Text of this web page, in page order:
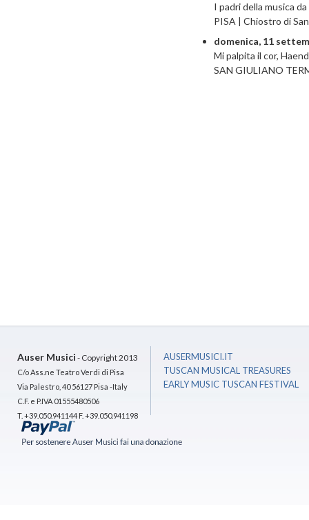
I padri della musica
PISA | Chiostro di
domenica, 11
Mi palpita il cor,
SAN GIULIANO
Auser Musici - Copyright 2013
C/o Ass.ne Teatro Verdi di Pisa
Via Palestro, 40 56127 Pisa -Italy
C.F. e P.IVA 01555480506
T. +39.050.941144 F. +39.050.941198
AUSERMUSICI.IT
TUSCAN MUSICAL TREASURES
EARLY MUSIC TUSCAN FESTIVAL